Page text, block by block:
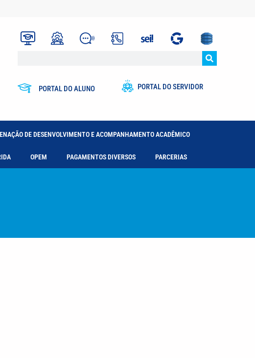
PORTAL DO ALUNO PORTAL DO SERVIDOR
DE DESENVOLVIMENTO E ACOMPANHAMENTO ACADÊMICO
OPEM PAGAMENTOS DIVERSOS PARCERIAS